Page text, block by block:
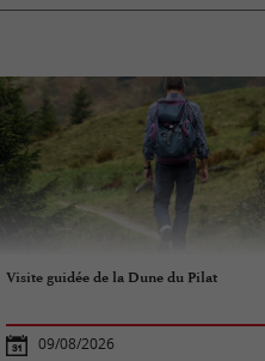
Visite guidée de la Dune du Pilat
09/08/2026